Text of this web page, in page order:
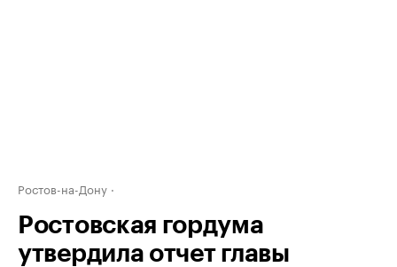
Ростов-на-Дону
Ростовская гордума
утвердила отчет главы